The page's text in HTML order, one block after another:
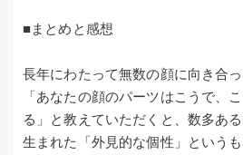
■まとめと感想
長年にわたって無数の顔に向き合っ
「あなたの顔のパーツはこうで、
る」と教えていただくと、数多あ
生まれた「外見的な個性」という